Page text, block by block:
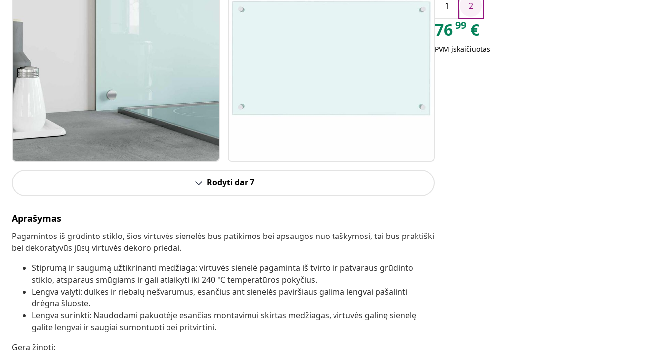
Rodyti dar 7
Aprašymas
Pagamintos iš grūdinto stiklo, šios virtuvės sienelės bus patikimos bei apsaugos nuo taškymosi, tai bus praktiški
bei dekoratyvūs jūsų virtuvės dekoro priedai.
Stiprumą ir saugumą užtikrinanti medžiaga: virtuvės sienelė pagaminta iš tvirto ir patvaraus grūdinto
stiklo, atsparaus smūgiams ir gali atlaikyti iki 240 ℃ temperatūros pokyčius.
Lengva valyti: dulkes ir riebalų nešvarumus, esančius ant sienelės paviršiaus galima lengvai pašalinti
drėgna šluoste.
Lengva surinkti: Naudodami pakuotėje esančias montavimui skirtas medžiagas, virtuvės galinę sienelę
galite lengvai ir saugiai sumontuoti bei pritvirtini.
Gera žinoti:
1
2
7699 €
PVM įskaičiuotas